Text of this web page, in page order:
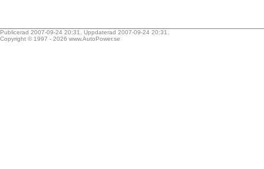
Publicerad 2007-09-24 20:31. Uppdaterad 2007-09-24 20:31.
Copyright © 1997 - 2026 www.AutoPower.se